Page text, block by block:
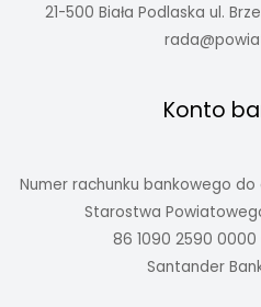
21-500 Biała Podlaska ul.
Konto
Numer rachunku bankowego
Starostwa
86 1090 2590
Santander